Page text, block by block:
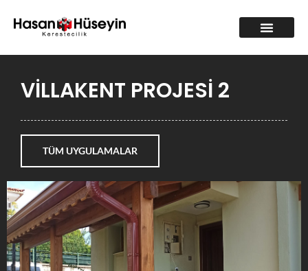
VİLLAKENT PROJESİ 2
TÜM UYGULAMALAR